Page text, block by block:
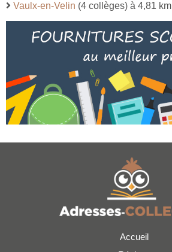
Vaulx-en-Velin (4 collèges) à 4,81 km
Accueil